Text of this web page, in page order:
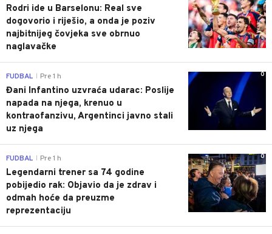
Rodri ide u Barselonu: Real sve
dogovorio i riješio, a onda je poziv
najbitnijeg čovjeka sve obrnuo
naglavačke
0
FUDBAL Pre 1 h
Đani Infantino uzvraća udarac: Poslije
napada na njega, krenuo u
kontraofanzivu, Argentinci javno stali
uz njega
0
FUDBAL Pre 1 h
Legendarni trener sa 74 godine
pobijedio rak: Objavio da je zdrav i
odmah hoće da preuzme
reprezentaciju